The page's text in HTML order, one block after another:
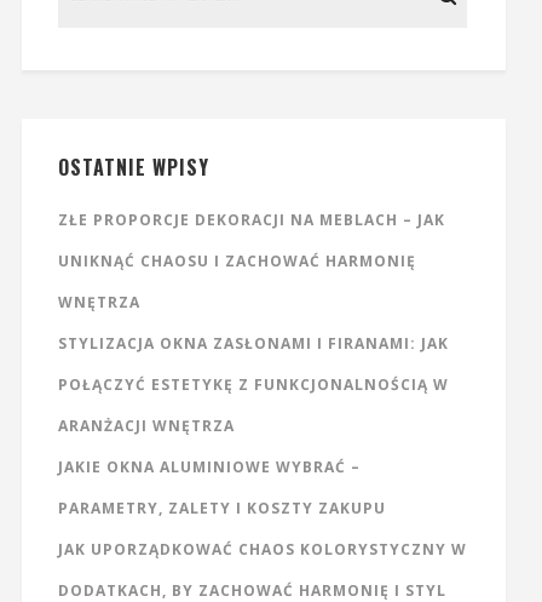
OSTATNIE WPISY
ZŁE PROPORCJE DEKORACJI NA MEBLACH – JAK
UNIKNĄĆ CHAOSU I ZACHOWAĆ HARMONIĘ
WNĘTRZA
STYLIZACJA OKNA ZASŁONAMI I FIRANAMI: JAK
POŁĄCZYĆ ESTETYKĘ Z FUNKCJONALNOŚCIĄ W
ARANŻACJI WNĘTRZA
JAKIE OKNA ALUMINIOWE WYBRAĆ –
PARAMETRY, ZALETY I KOSZTY ZAKUPU
JAK UPORZĄDKOWAĆ CHAOS KOLORYSTYCZNY W
DODATKACH, BY ZACHOWAĆ HARMONIĘ I STYL